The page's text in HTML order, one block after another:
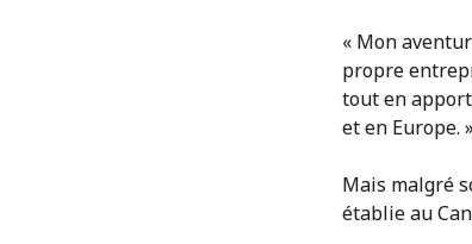
« Mon
propre
tout en
et en Europe. »
Mais malgré
établie au